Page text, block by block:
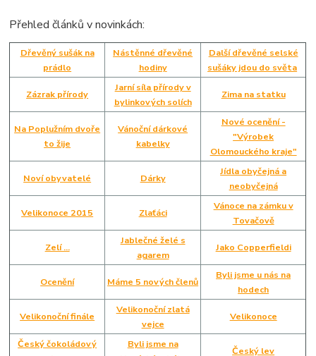
Přehled článků v novinkách:
Dřevěný sušák na
prádlo
Nástěnné dřevěné
hodiny
Další dřevěné selské
sušáky jdou do světa
Zázrak přírody
Jarní síla přírody v
bylinkových solích
Zima na statku
Na Poplužním dvoře
to žije
Vánoční dárkové
kabelky
Nové ocenění -
"Výrobek
Olomouckého kraje"
Noví obyvatelé Dárky
Jídla obyčejná a
neobyčejná
Velikonoce 2015 Zlaťáci
Vánoce na zámku v
Tovačově
Zelí ...
Jablečné želé s
agarem
Jako Copperfieldi
Ocenění Máme 5 nových členů
Byli jsme u nás na
hodech
Velikonoční finále
Velikonoční zlatá
vejce
Velikonoce
Český čokoládový
Byli jsme na
Český lev